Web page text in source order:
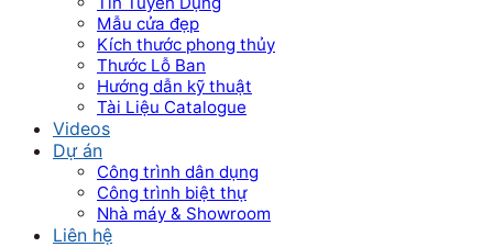
Mẫu cửa đẹp
Kích thước phong thủy
Thước Lỗ Ban
Hướng dẫn kỹ thuật
Tài Liệu Catalogue
Videos
Dự án
Công trình dân dụng
Công trình biệt thự
Nhà máy & Showroom
Liên hệ